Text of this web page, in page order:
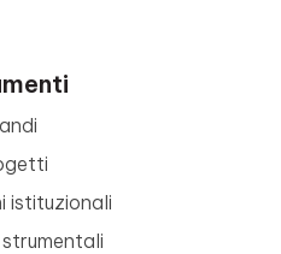
istituzionali